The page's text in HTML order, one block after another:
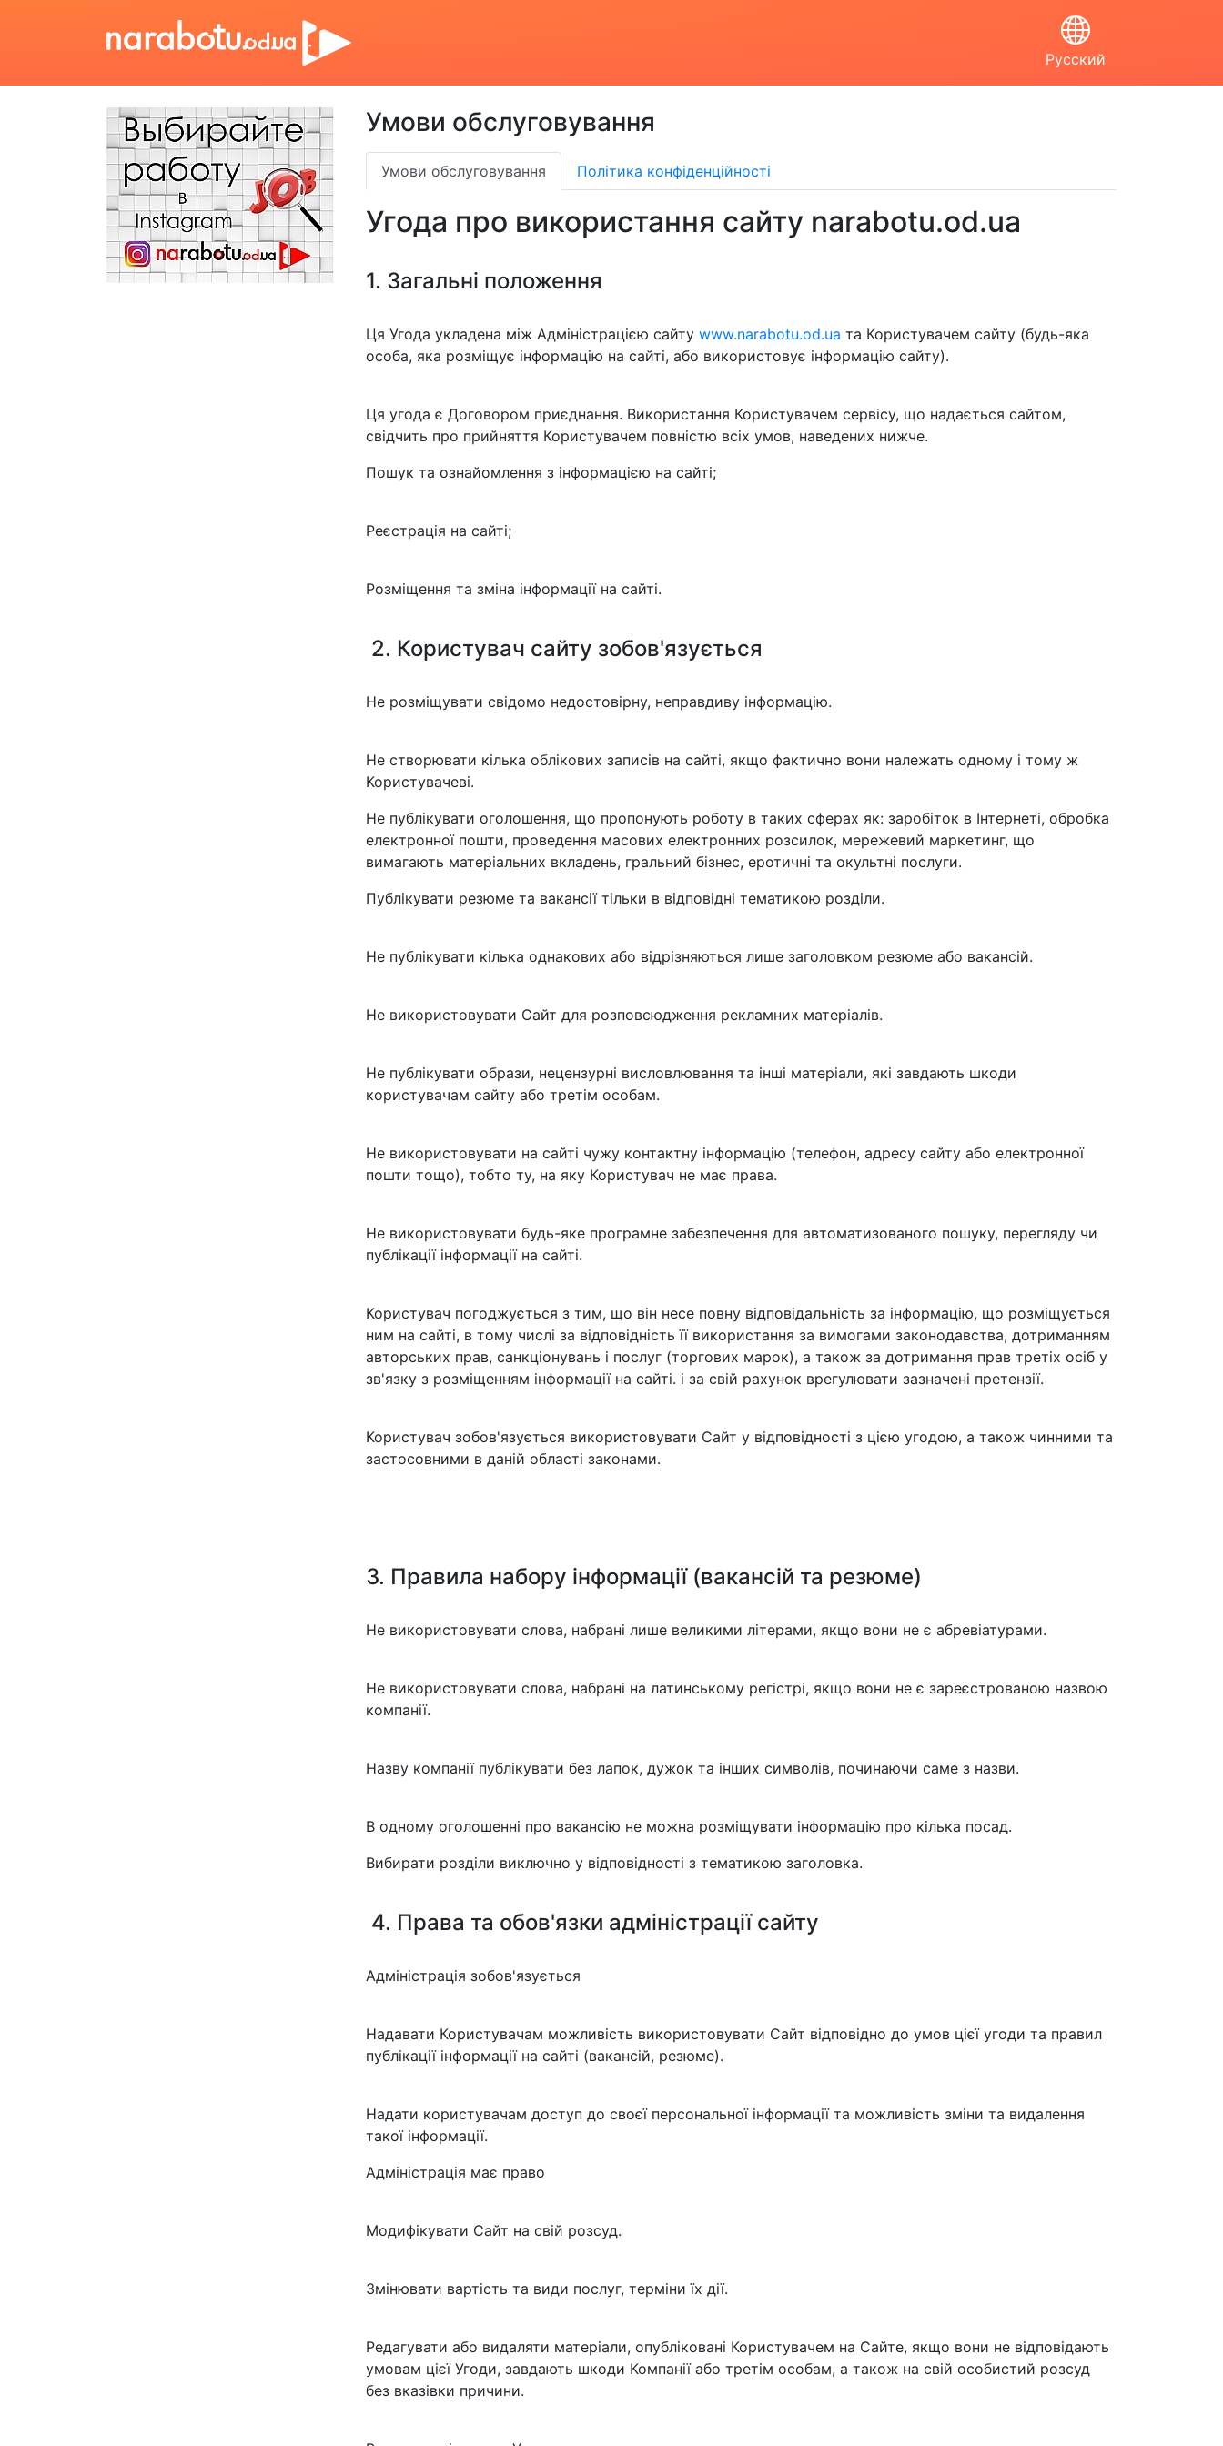
Русский
Умови обслуговування
Умови обслуговування Політика конфіденційності
Угода про використання сайту narabotu.od.ua
1. Загальні положення
Ця Угода укладена між Адміністрацією сайту www.narabotu.od.ua та Користувачем сайту (будь-яка
особа, яка розміщує інформацію на сайті, або використовує інформацію сайту).
Ця угода є Договором приєднання. Використання Користувачем сервісу, що надається сайтом,
свідчить про прийняття Користувачем повністю всіх умов, наведених нижче.
Пошук та ознайомлення з інформацією на сайті;
Реєстрація на сайті;
Розміщення та зміна інформації на сайті.
2. Користувач сайту зобов'язується
Не розміщувати свідомо недостовірну, неправдиву інформацію.
Не створювати кілька облікових записів на сайті, якщо фактично вони належать одному і тому ж
Користувачеві.
Не публікувати оголошення, що пропонують роботу в таких сферах як: заробіток в Інтернеті, обробка
електронної пошти, проведення масових електронних розсилок, мережевий маркетинг, що
вимагають матеріальних вкладень, гральний бізнес, еротичні та окультні послуги.
Публікувати резюме та вакансії тільки в відповідні тематикою розділи.
Не публікувати кілька однакових або відрізняються лише заголовком резюме або вакансій.
Не використовувати Сайт для розповсюдження рекламних матеріалів.
Не публікувати образи, нецензурні висловлювання та інші матеріали, які завдають шкоди
користувачам сайту або третім особам.
Не використовувати на сайті чужу контактну інформацію (телефон, адресу сайту або електронної
пошти тощо), тобто ту, на яку Користувач не має права.
Не використовувати будь-яке програмне забезпечення для автоматизованого пошуку, перегляду чи
публікації інформації на сайті.
Користувач погоджується з тим, що він несе повну відповідальність за інформацію, що розміщується
ним на сайті, в тому числі за відповідність її використання за вимогами законодавства, дотриманням
авторських прав, санкціонувань і послуг (торгових марок), а також за дотримання прав третіх осіб у
зв'язку з розміщенням інформації на сайті. і за свій рахунок врегулювати зазначені претензії.
Користувач зобов'язується використовувати Сайт у відповідності з цією угодою, а також чинними та
застосовними в даній області законами.
3. Правила набору інформації (вакансій та резюме)
Не використовувати слова, набрані лише великими літерами, якщо вони не є абревіатурами.
Не використовувати слова, набрані на латинському регістрі, якщо вони не є зареєстрованою назвою
компанії.
Назву компанії публікувати без лапок, дужок та інших символів, починаючи саме з назви.
В одному оголошенні про вакансію не можна розміщувати інформацію про кілька посад.
Вибирати розділи виключно у відповідності з тематикою заголовка.
4. Права та обов'язки адміністрації сайту
Адміністрація зобов'язується
Надавати Користувачам можливість використовувати Сайт відповідно до умов цієї угоди та правил
публікації інформації на сайті (вакансій, резюме).
Надати користувачам доступ до своєї персональної інформації та можливість зміни та видалення
такої інформації.
Адміністрація має право
Модифікувати Сайт на свій розсуд.
Змінювати вартість та види послуг, терміни їх дії.
Редагувати або видаляти матеріали, опубліковані Користувачем на Сайте, якщо вони не відповідають
умовам цієї Угоди, завдають шкоди Компанії або третім особам, а також на свій особистий розсуд
без вказівки причини.